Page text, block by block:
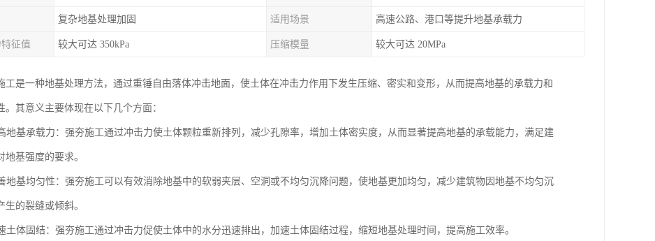
复杂地基处理加固 适用场景 高速公路、港口等提升地基承载力
征值 较大可达 350kPa 压缩模量 较大可达 20MPa
工是一种地基处理方法，通过重锤自由落体冲击地面，使土体在冲击力作用下发生压缩、密实和变形，从而提高地基的承载力和
。其意义主要体现在以下几个方面：
地基承载力：强夯施工通过冲击力使土体颗粒重新排列，减少孔隙率，增加土体密实度，从而显著提高地基的承载能力，满足建
地基强度的要求。
地基均匀性：强夯施工可以有效消除地基中的软弱夹层、空洞或不均匀沉降问题，使地基更加均匀，减少建筑物因地基不均匀沉
生的裂缝或倾斜。
土体固结：强夯施工通过冲击力促使土体中的水分迅速排出，加速土体固结过程，缩短地基处理时间，提高施工效率。